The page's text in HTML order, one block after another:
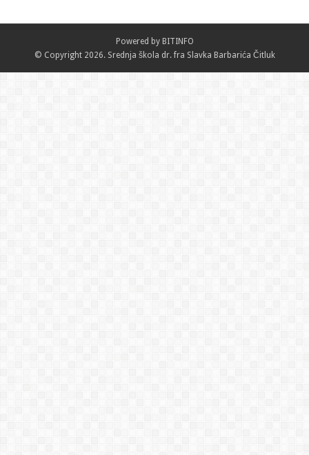
Powered by BITINFO
© Copyright 2026. Srednja škola dr. fra Slavka Barbarića Čitluk